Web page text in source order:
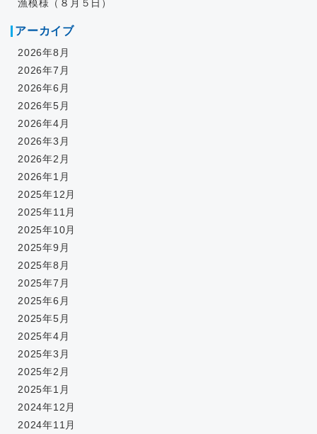
漁模様（８月５日）
アーカイブ
2026年8月
2026年7月
2026年6月
2026年5月
2026年4月
2026年3月
2026年2月
2026年1月
2025年12月
2025年11月
2025年10月
2025年9月
2025年8月
2025年7月
2025年6月
2025年5月
2025年4月
2025年3月
2025年2月
2025年1月
2024年12月
2024年11月